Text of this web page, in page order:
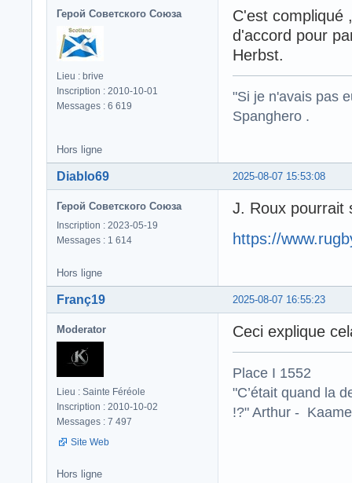
Герой Советского Союза
Lieu : brive
Inscription : 2010-10-01
Messages : 6 619
C'est compliqué
d'accord pour
Herbst.
"Si je n'avais pas
Spanghero .
Hors ligne
2025-08-07 15:53:08
Diablo69
Герой Советского Союза
Inscription : 2023-05-19
Messages : 1 614
J. Roux pourrait
https://
Hors ligne
2025-08-07 16:55:23
Franç19
Moderator
Lieu : Sainte Féréole
Inscription : 2010-10-02
Messages : 7 497
Site Web
Ceci explique
Place I 1552
"C’était quand la
!?" Arthur -
Hors ligne